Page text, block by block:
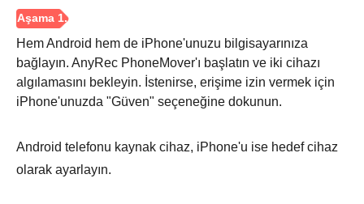
Hem Android hem de iPhone'unuzu bilgisayarınıza
bağlayın. AnyRec PhoneMover'ı başlatın ve iki cihazı
algılamasını bekleyin. İstenirse, erişime izin vermek için
iPhone'unuzda "Güven" seçeneğine dokunun.
Android telefonu kaynak cihaz, iPhone'u ise hedef cihaz
olarak ayarlayın.